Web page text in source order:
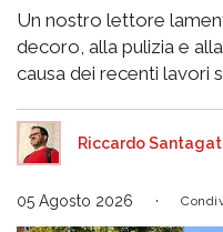
Un nostro lettore
decoro, alla pulizia e
causa dei recenti lavori
Riccardo
05 Agosto 2026